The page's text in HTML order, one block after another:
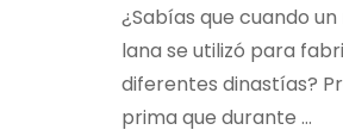
¿Sabías que cuando
lana se utilizó para
diferentes dinastías?
prima que durante …